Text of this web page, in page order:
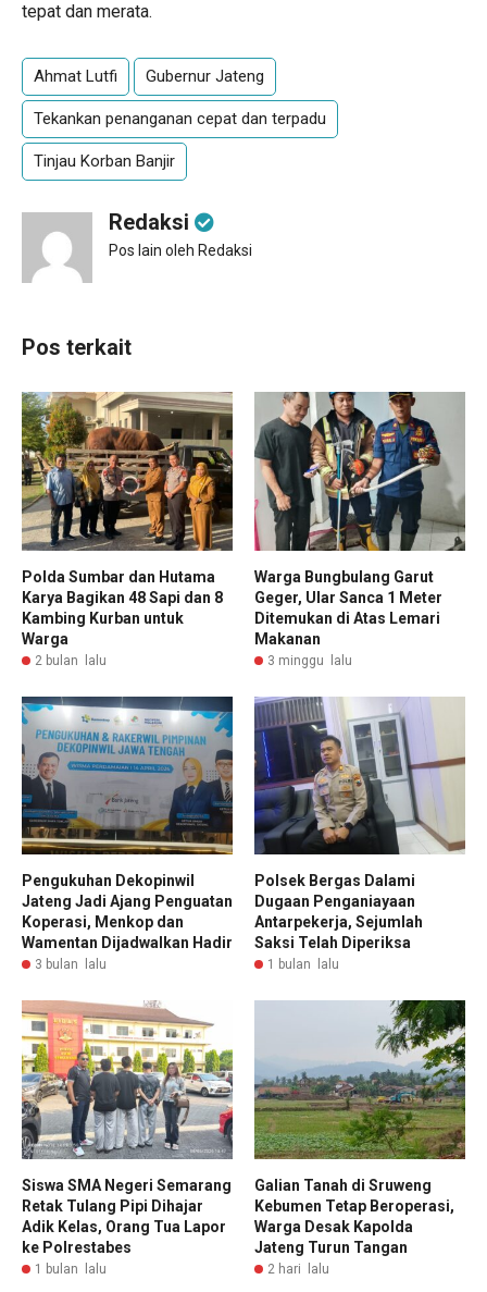
tepat dan merata.
Ahmat Lutfi Gubernur Jateng
Tekankan penanganan cepat dan terpadu
Tinjau Korban Banjir
Redaksi
Pos lain oleh Redaksi
Pos terkait
Polda Sumbar dan Hutama
Karya Bagikan 48 Sapi dan 8
Kambing Kurban untuk
Warga
2 bulan lalu
Warga Bungbulang Garut
Geger, Ular Sanca 1 Meter
Ditemukan di Atas Lemari
Makanan
3 minggu lalu
Pengukuhan Dekopinwil
Jateng Jadi Ajang Penguatan
Koperasi, Menkop dan
Wamentan Dijadwalkan Hadir
3 bulan lalu
Polsek Bergas Dalami
Dugaan Penganiayaan
Antarpekerja, Sejumlah
Saksi Telah Diperiksa
1 bulan lalu
Siswa SMA Negeri Semarang
Retak Tulang Pipi Dihajar
Adik Kelas, Orang Tua Lapor
ke Polrestabes
1 bulan lalu
Galian Tanah di Sruweng
Kebumen Tetap Beroperasi,
Warga Desak Kapolda
Jateng Turun Tangan
2 hari lalu